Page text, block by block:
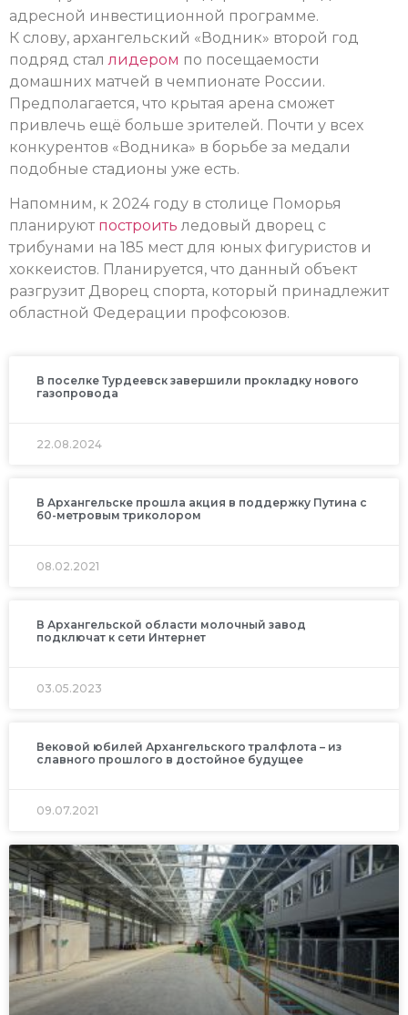
адресной инвестиционной программе.
К слову, архангельский «Водник» второй год
подряд сталлидером по посещаемости
домашних матчей в чемпионате России.
Предполагается, что крытая арена сможет
привлечь ещё больше зрителей. Почти у всех
конкурентов «Водника» в борьбе за медали
подобные стадионы уже есть.
Напомним, к 2024 году в столице Поморья
планируют построить ледовый дворец с
трибунами на 185 мест для юных фигуристов и
хоккеистов. Планируется, что данный объект
разгрузит Дворец спорта, который принадлежит
областной Федерации профсоюзов.
В поселке Турдеевск завершили прокладку нового
газопровода
22.08.2024
В Архангельске прошла акция в поддержку Путина с
60-метровым триколором
08.02.2021
В Архангельской области молочный завод
подключат к сети Интернет
03.05.2023
Вековой юбилей Архангельского тралфлота – из
славного прошлого в достойное будущее
09.07.2021